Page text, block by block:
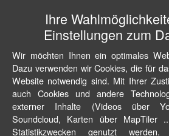
Ihre
Einstellungen zum
Wir möchten Ihnen ein optimales
Dazu verwenden wir Cookies, die für
Website notwendig sind. Mit Ihrer
auch Cookies und andere
externer Inhalte (Videos über
Soundcloud, Karten über MapTiler
Statistikzwecken genutzt